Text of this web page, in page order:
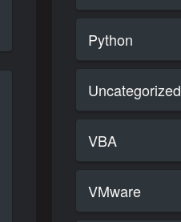
Python
Uncategorized
VBA
VMware